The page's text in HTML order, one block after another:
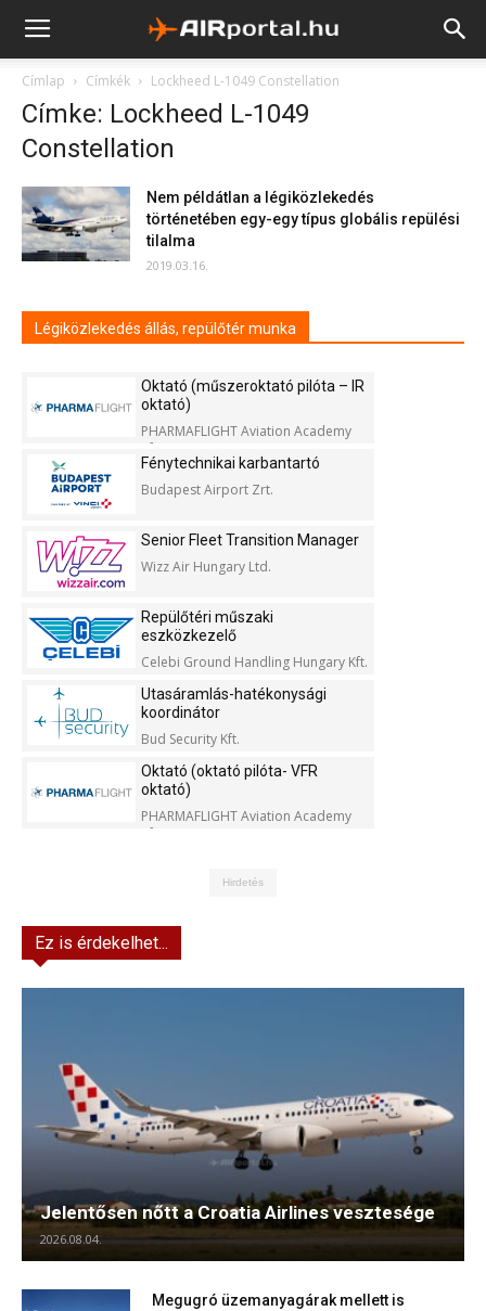
Címlap Címkék Lockheed L-1049 Constellation
Címke: Lockheed L-1049
Constellation
Nem példátlan a légiközlekedés
történetében egy-egy típus globális repülési
tilalma
2019.03.16.
Légiközlekedés állás, repülőtér munka
Oktató (műszeroktató pilóta – IR
oktató)
PHARMAFLIGHT Aviation Academy
Kft.
Fénytechnikai karbantartó
Budapest Airport Zrt.
Senior Fleet Transition Manager
Wizz Air Hungary Ltd.
Repülőtéri műszaki
eszközkezelő
Celebi Ground Handling Hungary Kft.
Utasáramlás-hatékonysági
koordinátor
Bud Security Kft.
Oktató (oktató pilóta- VFR
oktató)
PHARMAFLIGHT Aviation Academy
Kft.
Hirdetés
Ez is érdekelhet...
Jelentősen nőtt a Croatia Airlines vesztesége
2026.08.04.
Megugró üzemanyagárak mellett is